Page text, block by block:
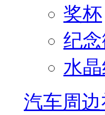
奖杯
纪
水
汽车周